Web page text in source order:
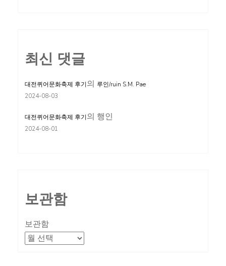
최신 댓글
대전퀴어문화축제 후기의 루인/ruin S.M. Pae
2024-08-03
대전퀴어문화축제 후기의 행인
2024-08-01
보관함
보관함